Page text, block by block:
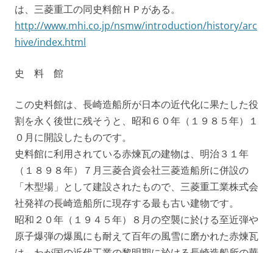
は、三菱重工の同史料館ＨＰがある。
http://www.mhi.co.jp/nsmw/introduction/history/arc
hive/index.html
史 料 館
この史料館は、長崎造船所が日本の近代化に果たした役
割を永く後世に残そうと、昭和６０年（１９８５年）１
０月に開設したものです。
史料館に利用されている赤煉瓦の建物は、明治３１年
（１８９８年）７月三菱合資会社三菱造船所に併設の
「木型場」として建設されたもので、三菱重工業株式会
社発祥の長崎造船所に現存する最も古い建物です。
昭和２０年（１９４５年）８月の空襲に於ける至近弾や
原子爆弾の爆風にも耐えて百年の風雪に磨かれた赤煉瓦